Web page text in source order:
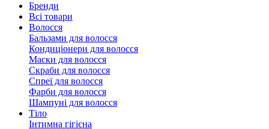
Бренди
Всі товари
Волосся
Бальзами для волосся
Кондиціонери для волосся
Маски для волосся
Скраби для волосся
Спреї для волосся
Фарби для волосся
Шампуні для волосся
Тіло
Інтимна гігієна